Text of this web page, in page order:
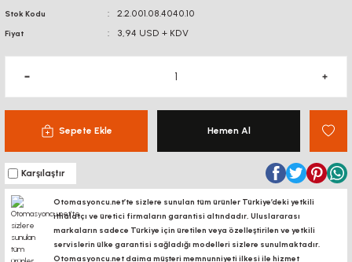
Stok Kodu 2.2.001.08.4040.10
Fiyat 3,94 USD + KDV
Sepete Ekle Hemen Al
Karşılaştır
Otomasyoncu.net’te sizlere sunulan tüm ürünler Türkiye’deki yetkili
ithalatçı ve üretici firmaların garantisi altındadır, Uluslararası
markaların sadece Türkiye için üretilen veya özelleştirilen ve yetkili
servislerin ülke garantisi sağladığı modelleri sizlere sunulmaktadır.
Otomasyoncu.net daima müşteri memnunniyeti ilkesi ile hizmet